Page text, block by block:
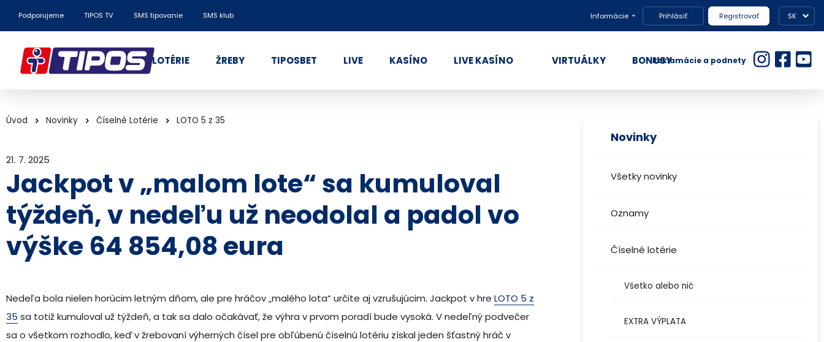
Podporujeme TIPOS TV SMS tipovanie SMS klub Informácie Prihlásiť Registrovať SK
LOTÉRIE ŽREBY TIPOSBET LIVE KASÍNO LIVE KASÍNO VIRTUÁLKY BONUSYReklamácie a podnety
Novinky
Všetky novinky
Oznamy
Číselné lotérie
Všetko alebo nič
EXTRA VÝPLATA
Úvod Novinky Číselné Lotérie LOTO 5 z 35
21. 7. 2025
Jackpot v „malom lote“ sa kumuloval
týždeň, v nedeľu už neodolal a padol vo
výške 64 854,08 eura
Nedeľa bola nielen horúcim letným dňom, ale pre hráčov „malého lota“ určite aj vzrušujúcim. Jackpot v hre LOTO 5 z
35 sa totiž kumuloval už týždeň, a tak sa dalo očakávať, že výhra v prvom poradí bude vysoká. V nedeľný podvečer
sa o všetkom rozhodlo, keď v žrebovaní výherných čísel pre obľúbenú číselnú lotériu získal jeden šťastný hráč v